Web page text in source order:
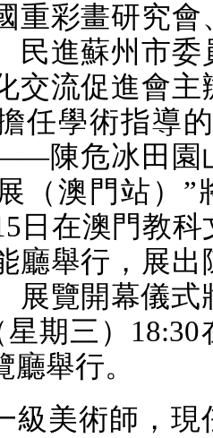
重彩畫研究會
民進蘇州市委
交流促進會主
任學術指導
陳危冰田園
（澳門站）”
日在澳門教科
廳舉行，展出
展覽開幕儀式
星期三） 18:30
舉行。
級美術師，現